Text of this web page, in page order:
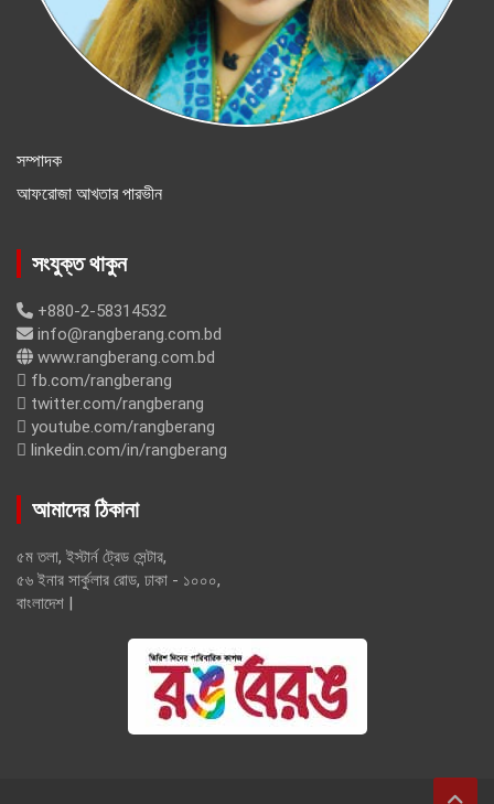
সম্পাদক
আফরোজা আখতার পারভীন
সংযুক্ত থাকুন
+880-2-58314532
info@rangberang.com.bd
www.rangberang.com.bd
fb.com/rangberang
twitter.com/rangberang
youtube.com/rangberang
linkedin.com/in/rangberang
আমাদের ঠিকানা
৫ম তলা, ইস্টার্ন ট্রেড সেন্টার,
৫৬ ইনার সার্কুলার রোড, ঢাকা - ১০০০,
বাংলাদেশ |